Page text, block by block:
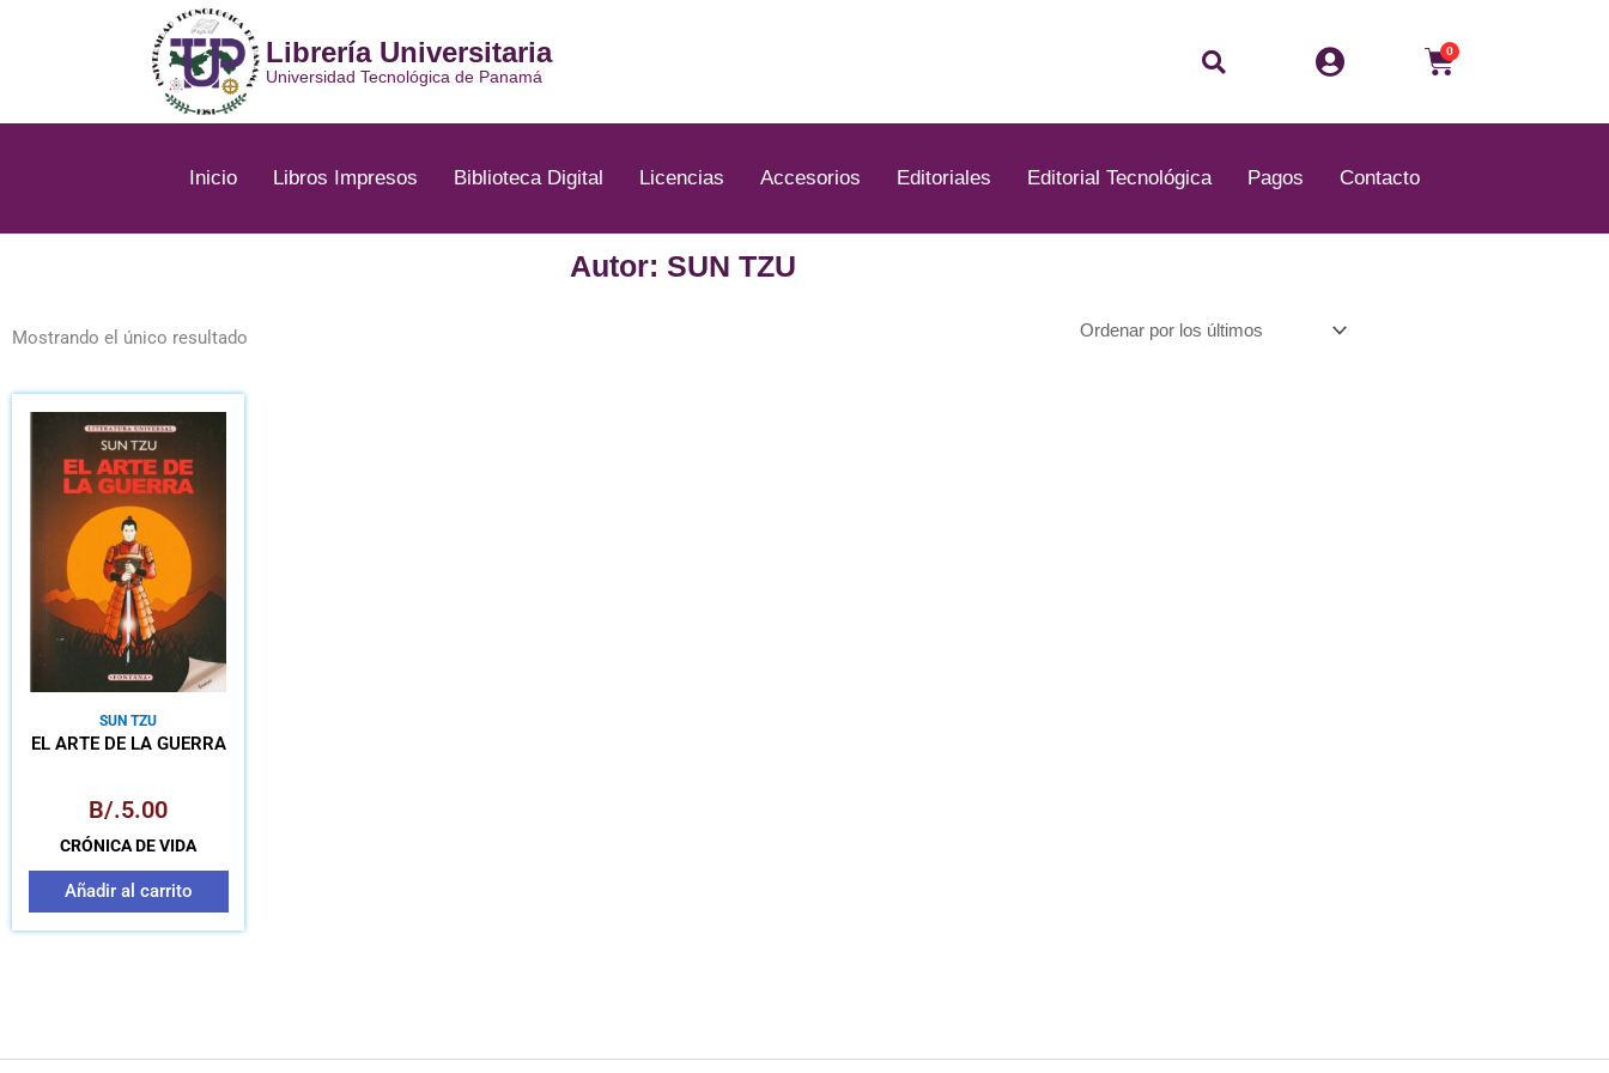
Librería Universitaria
Universidad Tecnológica de Panamá Buscar 0
Carrito
Inicio Libros Impresos Biblioteca Digital Licencias Accesorios Editoriales Editorial Tecnológica Pagos Contacto
Autor: SUN TZU
Mostrando el único resultado
SUN TZU
EL ARTE DE LA GUERRA
B/.5.00
CRÓNICA DE VIDA
Añadir al carrito